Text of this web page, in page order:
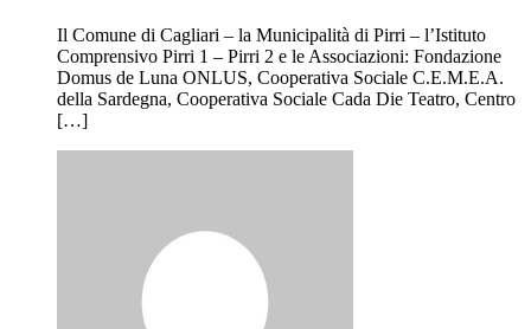
Il Comune di Cagliari – la Municipalità di Pirri – l’Istituto
Comprensivo Pirri 1 – Pirri 2 e le Associazioni: Fondazione
Domus de Luna ONLUS, Cooperativa Sociale C.E.M.E.A.
della Sardegna, Cooperativa Sociale Cada Die Teatro, Centro
[…]